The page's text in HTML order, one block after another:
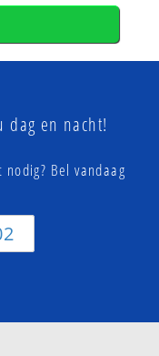
dag en nacht!
Bel vandaag